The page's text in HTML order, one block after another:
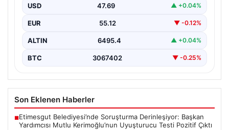
USD 47.69 ▲ +0.04%
EUR 55.12 ▼ -0.12%
ALTIN 6495.4 ▲ +0.04%
BTC 3067402 ▼ -0.25%
Son Eklenen Haberler
■Etimesgut Belediyesi’nde Soruşturma Derinleşiyor: Başkan
Yardımcısı Mutlu Kerimoğlu’nun Uyuşturucu Testi Pozitif Çıktı